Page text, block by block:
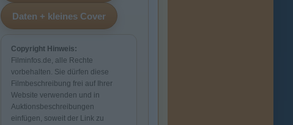
Copyright Hinweis:
Filminfos.de, alle Rechte
vorbehalten. Sie dürfen diese
Filmbeschreibung frei auf Ihrer
Website verwenden und in
Auktionsbeschreibungen
einfügen, soweit der Link zu